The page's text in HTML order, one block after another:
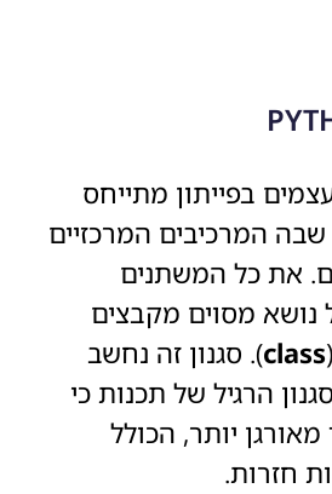
בפייתון מתייחס
המרכיבים המרכזיים
את כל המשתנים
נושא מסוים מקבצים
(
class). סגנון זה נחשב
הרגיל של תכנות כי
יותר, הכולל
חזרות.